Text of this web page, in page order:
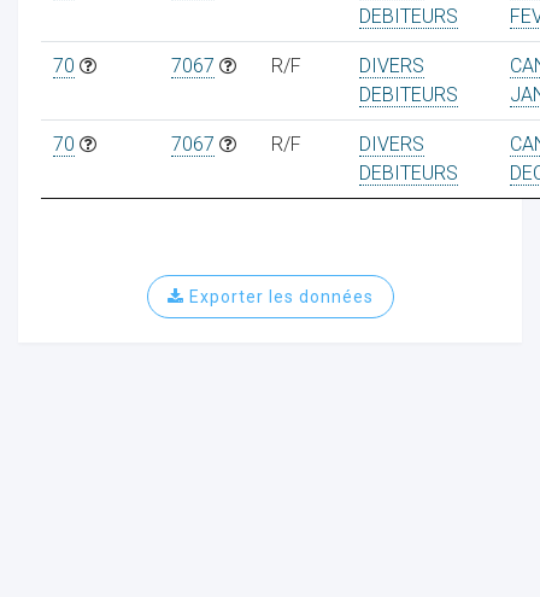
DEBITEURS
70 7067 R/F
DIVERS
DEBITEURS
70 7067 R/F
DIVERS
DEBITEURS
Exporter les données